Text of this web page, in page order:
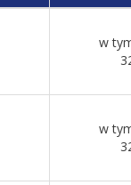
w
w